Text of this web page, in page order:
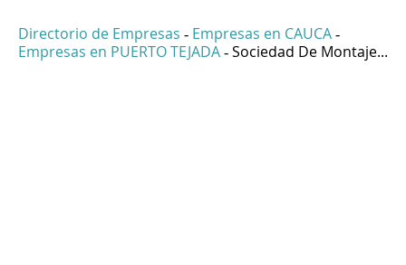
Directorio de Empresas - Empresas en CAUCA -
Empresas en PUERTO TEJADA - Sociedad De Montaje...